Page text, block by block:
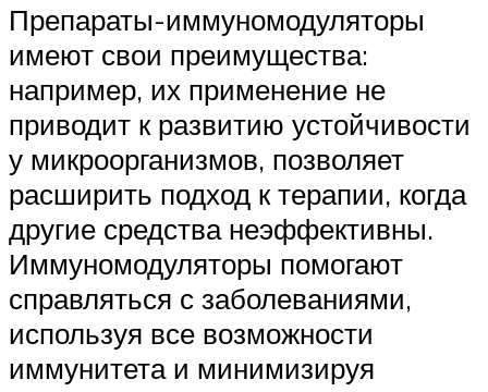
Препараты-иммуномодуляторы
имеют свои преимущества:
например, их применение не
приводит к развитию устойчивости
у микроорганизмов, позволяет
расширить подход к терапии, когда
другие средства неэффективны.
Иммуномодуляторы помогают
справляться с заболеваниями,
используя все возможности
иммунитета и минимизируя